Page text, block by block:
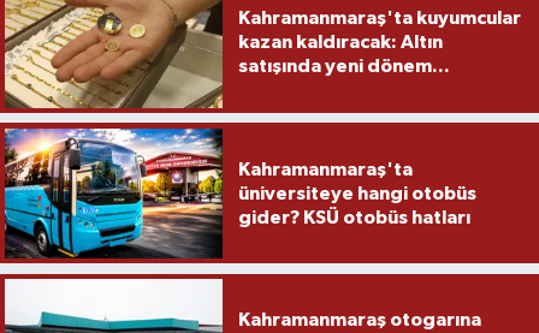
Kahramanmaraş'ta kuyumcular
kazan kaldıracak: Altın
satışında yeni dönem...
Kahramanmaraş'ta
üniversiteye hangi otobüs
gider? KSÜ otobüs hatları
Kahramanmaraş otogarına